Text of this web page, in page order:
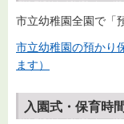
市立幼稚園全園で「
市立幼稚園の預かり
ます）
入園式・保育時